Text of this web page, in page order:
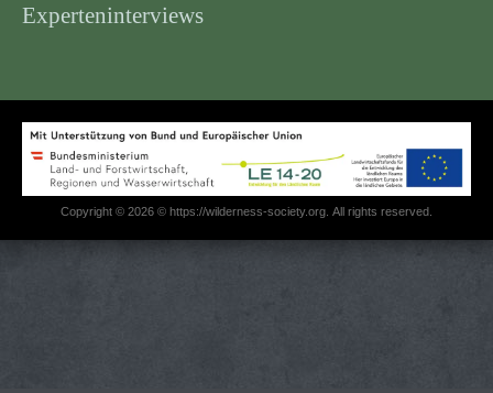
Experteninterviews
Copyright © 2026 © https://wilderness-society.org. All rights reserved.